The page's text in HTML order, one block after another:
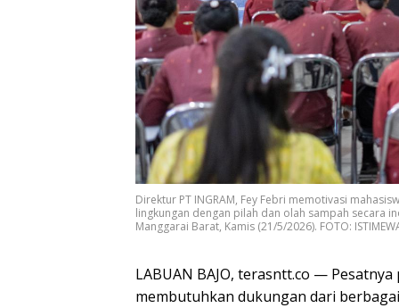
Direktur PT INGRAM, Fey Febri memotivasi
lingkungan dengan pilah dan olah sampah secara
Manggarai Barat, Kamis (21/5/2026). FOTO:
LABUAN BAJO, terasntt.co —
membutuhkan dukungan dari